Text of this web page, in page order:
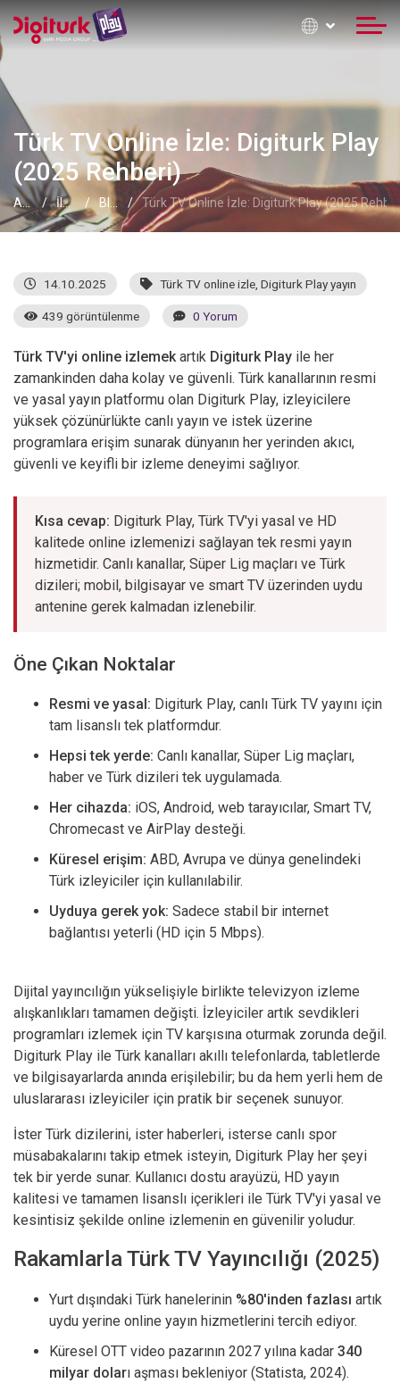
Türk TV Online İzle: Digiturk Play
(2025 Rehberi)
Anasayfa İletişim Formu Blog Türk TV Online İzle: Digiturk Play (2025
14.10.2025 Türk TV online izle Digiturk Play yayın
439 görüntülenme 0 Yorum
Türk TV'yi online izlemekartık Digiturk Play ile her
zamankinden daha kolay ve güvenli. Türk kanallarının resmi
ve yasal yayın platformu olan Digiturk Play, izleyicilere
yüksek çözünürlükte canlı yayın ve istek üzerine
programlara erişim sunarak dünyanın her yerinden akıcı,
güvenli ve keyifli bir izleme deneyimi sağlıyor.
Kısa cevap: Digiturk Play, Türk TV'yi yasal ve HD
kalitede online izlemenizi sağlayan tek resmi yayın
hizmetidir. Canlı kanallar, Süper Lig maçları ve Türk
dizileri; mobil, bilgisayar ve smart TV üzerinden uydu
antenine gerek kalmadan izlenebilir.
Öne Çıkan Noktalar
Resmi ve yasal: Digiturk Play, canlı Türk TV yayını için
tam lisanslı tek platformdur.
Hepsi tek yerde: Canlı kanallar, Süper Lig maçları,
haber ve Türk dizileri tek uygulamada.
Her cihazda: iOS, Android, web tarayıcılar, Smart TV,
Chromecast ve AirPlay desteği.
Küresel erişim: ABD, Avrupa ve dünya genelindeki
Türk izleyiciler için kullanılabilir.
Uyduya gerek yok: Sadece stabil bir internet
bağlantısı yeterli (HD için 5 Mbps).
Dijital yayıncılığın yükselişiyle birlikte televizyon izleme
alışkanlıkları tamamen değişti. İzleyiciler artık sevdikleri
programları izlemek için TV karşısına oturmak zorunda değil.
Digiturk Play ile Türk kanalları akıllı telefonlarda, tabletlerde
ve bilgisayarlarda anında erişilebilir; bu da hem yerli hem de
uluslararası izleyiciler için pratik bir seçenek sunuyor.
İster Türk dizilerini, ister haberleri, isterse canlı spor
müsabakalarını takip etmek isteyin, Digiturk Play her şeyi
tek bir yerde sunar. Kullanıcı dostu arayüzü, HD yayın
kalitesi ve tamamen lisanslı içerikleri ile Türk TV'yi yasal ve
kesintisiz şekilde online izlemenin en güvenilir yoludur.
Rakamlarla Türk TV Yayıncılığı (2025)
Yurt dışındaki Türk hanelerinin %80'inden fazlası artık
uydu yerine online yayın hizmetlerini tercih ediyor.
Küresel OTT video pazarının 2027 yılına kadar 340
milyar doları aşması bekleniyor (Statista, 2024).